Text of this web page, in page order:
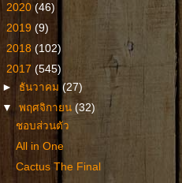
2020 (46)
2019 (9)
2018 (102)
2017 (545)
► ธันวาคม(27)
▼พฤศจิกายน(32)
ชอบส่วนตัว
All in One
Cactus The Final